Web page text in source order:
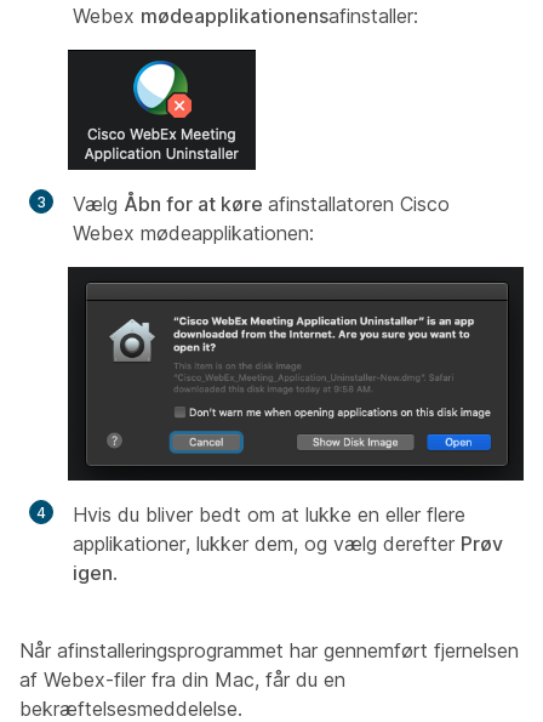
Webex mødeapplikationensafinstaller:
Vælg Åbn for at køre afinstallatoren Cisco
Webex mødeapplikationen:
Hvis du bliver bedt om at lukke en eller flere
applikationer, lukker dem, og vælg derefter Prøv
igen.
Når afinstalleringsprogrammet har gennemført fjernelsen
af Webex-filer fra din Mac, får du en
bekræftelsesmeddelelse.